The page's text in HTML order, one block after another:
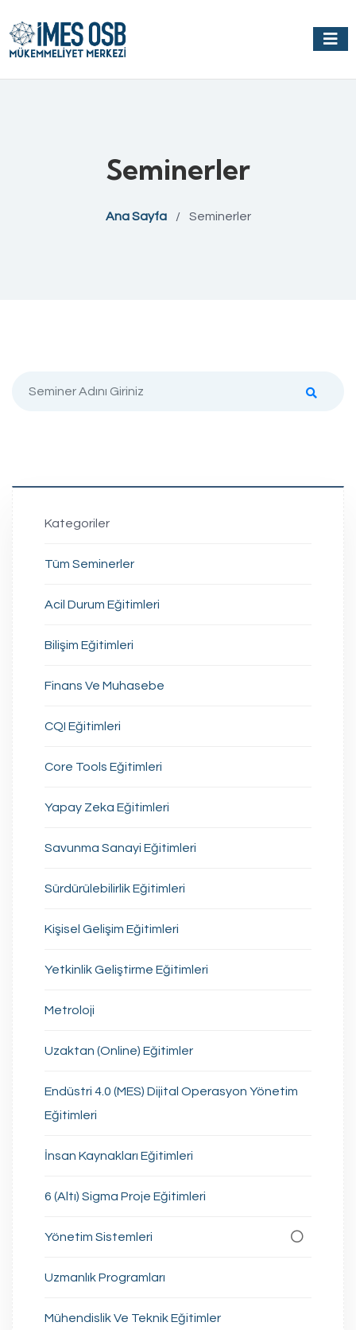
Seminerler
Ana Sayfa / Seminerler
Kategoriler
Tüm Seminerler
Acil Durum Eğitimleri
Bilişim Eğitimleri
Finans Ve Muhasebe
CQI Eğitimleri
Core Tools Eğitimleri
Yapay Zeka Eğitimleri
Savunma Sanayi Eğitimleri
Sürdürülebilirlik Eğitimleri
Kişisel Gelişim Eğitimleri
Yetkinlik Geliştirme Eğitimleri
Metroloji
Uzaktan (Online) Eğitimler
Endüstri 4.0 (MES) Dijital Operasyon Yönetim
Eğitimleri
İnsan Kaynakları Eğitimleri
6 (Altı) Sigma Proje Eğitimleri
Yönetim Sistemleri
Uzmanlık Programları
Mühendislik Ve Teknik Eğitimler